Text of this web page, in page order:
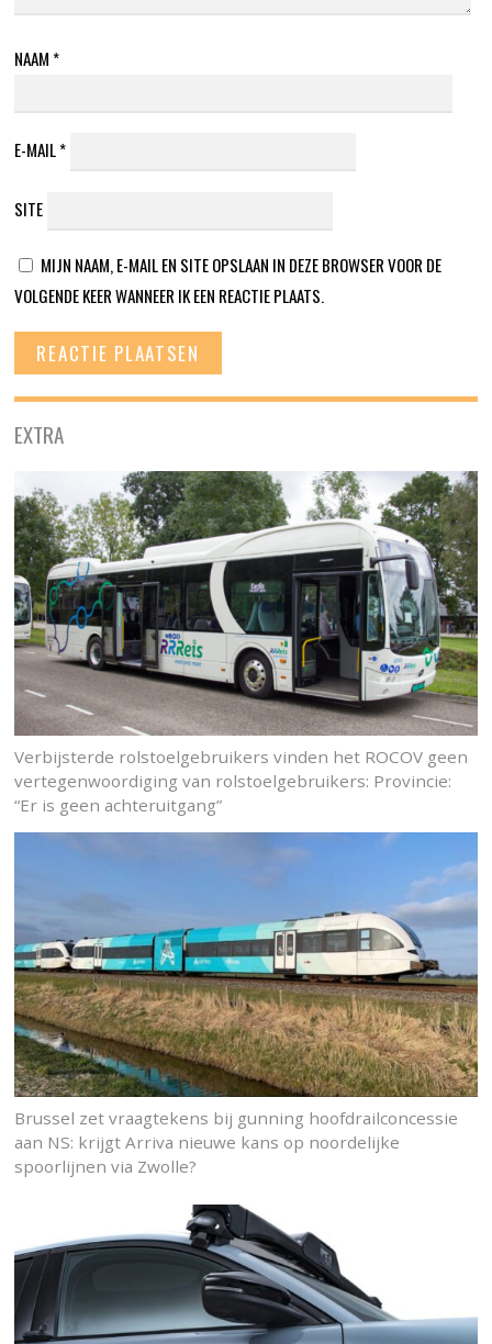
NAAM *
E-MAIL*
SITE
MIJN NAAM, E-MAIL EN SITE OPSLAAN IN DEZE BROWSER VOOR DE
VOLGENDE KEER WANNEER IK EEN REACTIE PLAATS.
EXTRA
Verbijsterde rolstoelgebruikers vinden het ROCOV geen
vertegenwoordiging van rolstoelgebruikers: Provincie:
“Er is geen achteruitgang”
Brussel zet vraagtekens bij gunning hoofdrailconcessie
aan NS: krijgt Arriva nieuwe kans op noordelijke
spoorlijnen via Zwolle?